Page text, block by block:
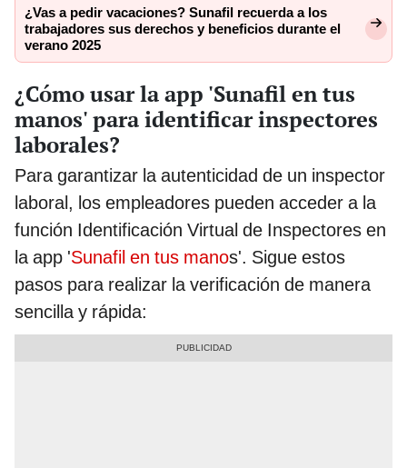
¿Vas a pedir vacaciones? Sunafil recuerda a los
trabajadores sus derechos y beneficios durante el
verano 2025
¿Cómo usar la app 'Sunafil en tus
manos' para identificar inspectores
laborales?
Para garantizar la autenticidad de un inspector
laboral, los empleadores pueden acceder a la
función Identificación Virtual de Inspectores en
la app 'Sunafil en tus manos'. Sigue estos
pasos para realizar la verificación de manera
sencilla y rápida: